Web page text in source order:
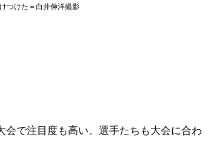
つけた＝白井伸洋撮影
で注目度も高い。選手たちも大会に合わ